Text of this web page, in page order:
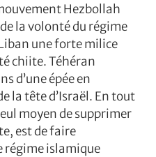
Hezbollah
la volonté du régime
une forte milice
chiite. Téhéran
d’une épée en
la tête d’Israël. En tout
moyen de supprimer
est de faire
islamique